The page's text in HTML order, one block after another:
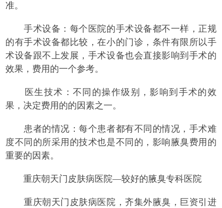
准。
手术设备：每个医院的手术设备都不一样，正规
的有手术设备都比较，在小的门诊，条件有限所以手
术设备跟不上发展，手术设备也会直接影响到手术的
效果，费用的一个参考。
医生技术：不同的操作级别，影响到手术的效
果，决定费用的的因素之一。
患者的情况：每个患者都有不同的情况，手术难
度不同的所采用的技术也是不同的，影响腋臭费用的
重要的因素。
重庆朝天门皮肤病医院—较好的腋臭专科医院
重庆朝天门皮肤病医院，齐集外腋臭，巨资引进